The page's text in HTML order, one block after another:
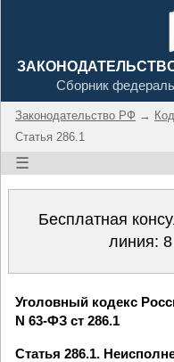
Сборник
Законодательство РФ →
Статья 286.1
☰
Бесплатная
линия:
Уголовный кодекс
N 63-ФЗ ст 286.1
Статья 286.1.